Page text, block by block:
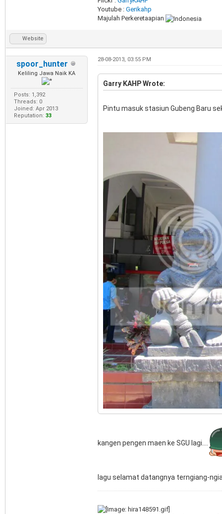
Youtube : Gerikahp
Majulah Perkeretaapian
Website
spoor_hunter
Keliling Jawa Naik KA
Posts: 1,392
Threads: 0
Joined: Apr 2013
Reputation: 33
28-08-2013, 03:55 PM
Garry KAHP Wrote:
Pintu masuk stasiun Gubeng Baru
kangen pengen maen ke SGU lagi....
lagu selamat datangnya terngiang-